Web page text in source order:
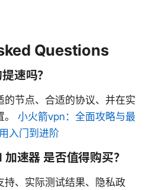
Questions
速吗？
的节点、合适的协议、并在实
。 小火箭vpn：全面攻略与最
入门到进阶
速器 是否值得购买？
持、实际测试结果、隐私政